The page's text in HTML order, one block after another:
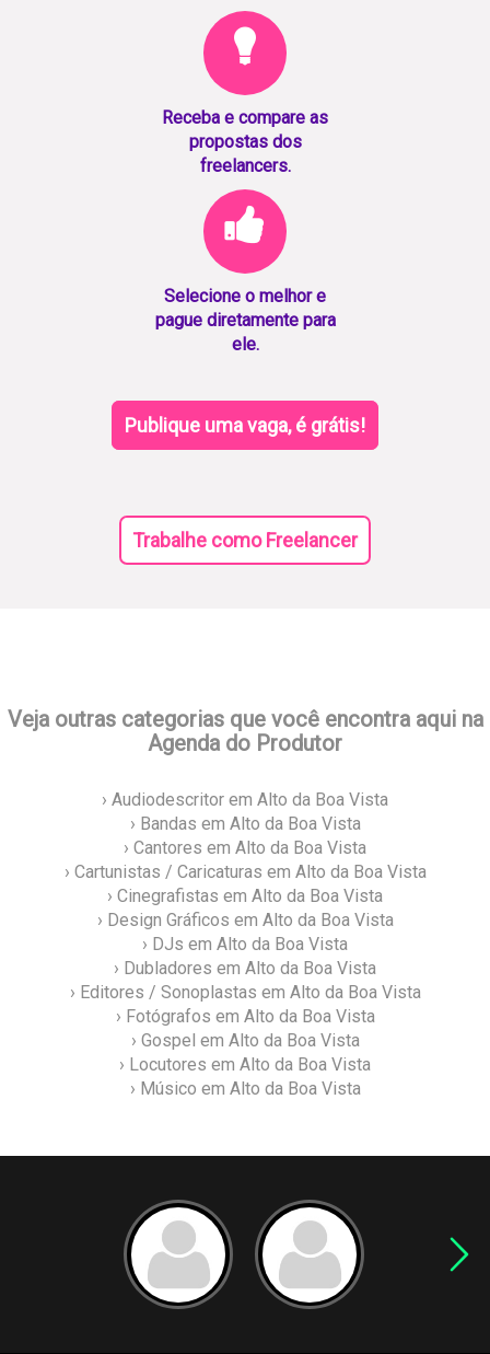
Receba e compare as
propostas dos
freelancers.
Selecione o melhor e
pague diretamente para
ele.
Publique uma vaga, é grátis!
Trabalhe como Freelancer
Veja outras categorias que você encontra aqui na
Agenda do Produtor
› Audiodescritor em Alto da Boa Vista
› Bandas em Alto da Boa Vista
› Cantores em Alto da Boa Vista
› Cartunistas / Caricaturas em Alto da Boa Vista
› Cinegrafistas em Alto da Boa Vista
› Design Gráficos em Alto da Boa Vista
› DJs em Alto da Boa Vista
› Dubladores em Alto da Boa Vista
› Editores / Sonoplastas em Alto da Boa Vista
› Fotógrafos em Alto da Boa Vista
› Gospel em Alto da Boa Vista
› Locutores em Alto da Boa Vista
› Músico em Alto da Boa Vista